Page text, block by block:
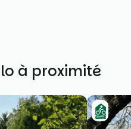
à proximité